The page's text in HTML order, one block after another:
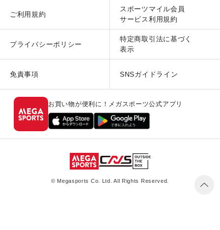
ご利用規約
スポーツマイル会員
サービス利用規約
プライバシーポリシー
特定商取引法に基づく
表示
免責事項 SNSガイドライン
お買い物が便利に！メガスポーツ公式アプリ
© Megasports Co. Ltd. All Rights Reserved.